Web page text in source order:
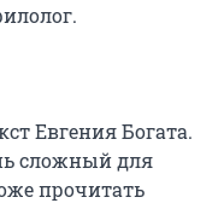
Евгения Богата.
сложный для
прочитать